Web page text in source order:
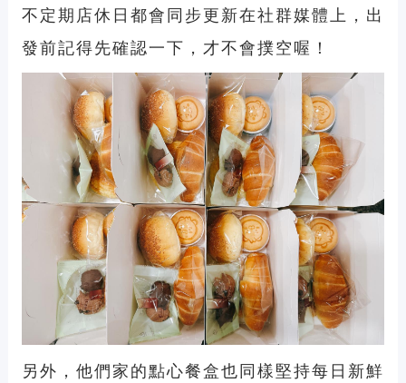
不定期店休日都會同步更新在社群媒體上，出
發前記得先確認一下，才不會撲空喔！
另外，他們家的點心餐盒也同樣堅持每日新鮮